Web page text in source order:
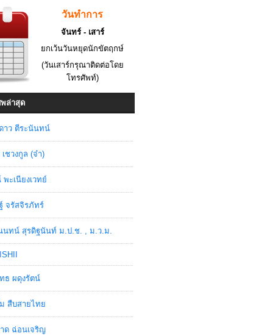
วันทำการ
จันทร์ - เสาร์
ยกเว้นวันหยุดนักขัตฤกษ์
(วันเสาร์กรุณาติดต่อโดย
โทรศัพท์)
ล่าสุด
าว ตีระนันทน์
ชวงกูล (จ๋า)
ะเนียงเวทย์
จรัสจิรภัทร์
ทน์ สุรดิฐนันท์ ม.ป.ช. , ม.ว.ม.
ธ ผดุงรัตน์
สืบสายไทย
ด ฉ่อนเจริญ